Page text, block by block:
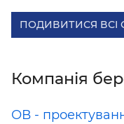
ПОДИВИТИСЯ ВСІ
Компанія
ОВ -